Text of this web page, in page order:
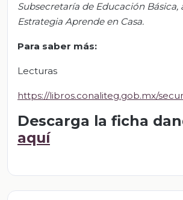
Subsecretaría de Educación Básica,
Estrategia Aprende en Casa.
Para saber más:
Lecturas
https://libros.conaliteg.gob.mx/
Descarga la ficha
aquí